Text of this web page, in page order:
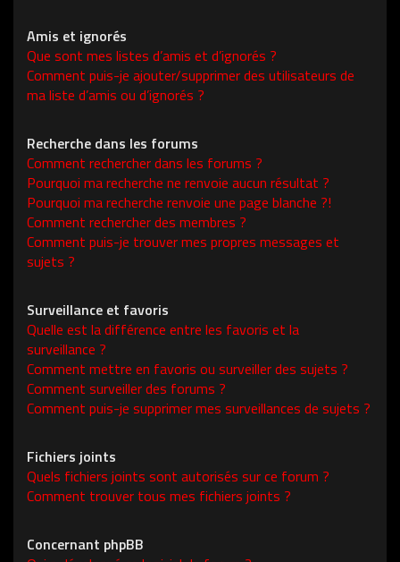
Amis et ignorés
Que sont mes listes d’amis et d’ignorés ?
Comment puis-je ajouter/supprimer des utilisateurs de
ma liste d’amis ou d’ignorés ?
Recherche dans les forums
Comment rechercher dans les forums ?
Pourquoi ma recherche ne renvoie aucun résultat ?
Pourquoi ma recherche renvoie une page blanche ?!
Comment rechercher des membres ?
Comment puis-je trouver mes propres messages et
sujets ?
Surveillance et favoris
Quelle est la différence entre les favoris et la
surveillance ?
Comment mettre en favoris ou surveiller des sujets ?
Comment surveiller des forums ?
Comment puis-je supprimer mes surveillances de sujets ?
Fichiers joints
Quels fichiers joints sont autorisés sur ce forum ?
Comment trouver tous mes fichiers joints ?
Concernant phpBB